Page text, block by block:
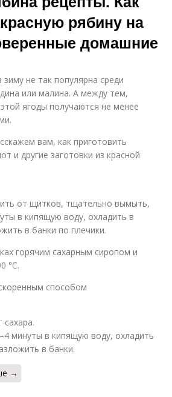
рябину на
домашние
не так популярна среди
или малина. А между тем,
ягоды получаются не менее
вам, как приготовить
и другие заготовки из красной
от щитков, тщательно вымыть,
в кипящую воду, охладить в
в банки по плечики.
горячим сахарным сиропом и
°C.
способом
сахара.
минуты в кипящую воду, охладить
в банки.
→